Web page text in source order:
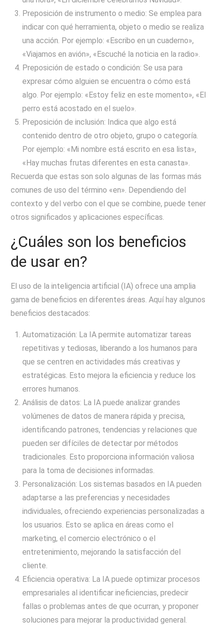
Preposición de instrumento o medio: Se emplea para
indicar con qué herramienta, objeto o medio se realiza
una acción. Por ejemplo: «Escribo en un cuaderno»,
«Viajamos en avión», «Escuché la noticia en la radio».
Preposición de estado o condición: Se usa para
expresar cómo alguien se encuentra o cómo está
algo. Por ejemplo: «Estoy feliz en este momento», «El
perro está acostado en el suelo».
Preposición de inclusión: Indica que algo está
contenido dentro de otro objeto, grupo o categoría.
Por ejemplo: «Mi nombre está escrito en esa lista»,
«Hay muchas frutas diferentes en esta canasta».
Recuerda que estas son solo algunas de las formas más
comunes de uso del término «en». Dependiendo del
contexto y del verbo con el que se combine, puede tener
otros significados y aplicaciones específicas.
¿Cuáles son los beneficios
de usar en?
El uso de la inteligencia artificial (IA) ofrece una amplia
gama de beneficios en diferentes áreas. Aquí hay algunos
beneficios destacados:
Automatización: La IA permite automatizar tareas
repetitivas y tediosas, liberando a los humanos para
que se centren en actividades más creativas y
estratégicas. Esto mejora la eficiencia y reduce los
errores humanos.
Análisis de datos: La IA puede analizar grandes
volúmenes de datos de manera rápida y precisa,
identificando patrones, tendencias y relaciones que
pueden ser difíciles de detectar por métodos
tradicionales. Esto proporciona información valiosa
para la toma de decisiones informadas.
Personalización: Los sistemas basados en IA pueden
adaptarse a las preferencias y necesidades
individuales, ofreciendo experiencias personalizadas a
los usuarios. Esto se aplica en áreas como el
marketing, el comercio electrónico o el
entretenimiento, mejorando la satisfacción del
cliente.
Eficiencia operativa: La IA puede optimizar procesos
empresariales al identificar ineficiencias, predecir
fallas o problemas antes de que ocurran, y proponer
soluciones para mejorar la productividad general.